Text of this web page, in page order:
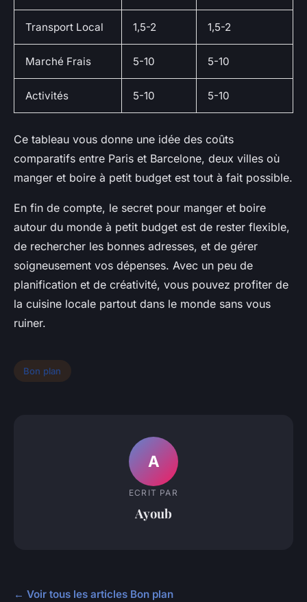
Transport Local 1,5-2 1,5-2
Marché Frais 5-10 5-10
Activités 5-10 5-10
Ce tableau vous donne une idée des coûts
comparatifs entre Paris et Barcelone, deux villes où
manger et boire à petit budget est tout à fait possible.
En fin de compte, le secret pour manger et boire
autour du monde à petit budget est de rester flexible,
de rechercher les bonnes adresses, et de gérer
soigneusement vos dépenses. Avec un peu de
planification et de créativité, vous pouvez profiter de
la cuisine locale partout dans le monde sans vous
ruiner.
Bon plan
A
ECRIT PAR
Ayoub
← Voir tous les articles Bon plan